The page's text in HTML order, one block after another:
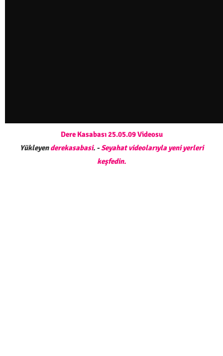
Dere Kasabası 25.05.09 Videosu
Yükleyenderekasabasi. -Seyahat videolarıyla yeni yerleri
keşfedin.